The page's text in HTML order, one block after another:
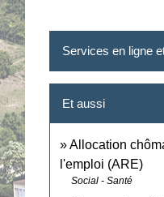
Services en ligne
Et aussi
Allocation
l'emploi (ARE)
Social - Santé